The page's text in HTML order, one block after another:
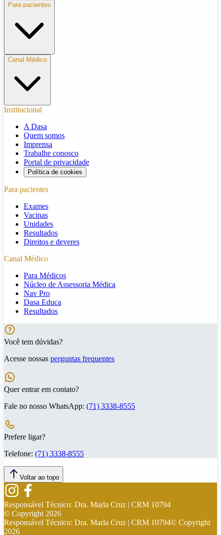
Para pacientes
Canal Médico
Institucional
A Dasa
Quem somos
Imprensa
Trabalhe conosco
Portal de privacidade
Política de cookies
Para pacientes
Exames
Vacinas
Unidades
Resultados
Direitos e deveres
Canal Médico
Para Médicos
Núcleo de Assessoria Médica
Nav Pro
Dasa Educa
Resultados
Você tem dúvidas?
Acesse nossas perguntas frequentes
Quer entrar em contato?
Fale no nosso WhatsApp: (71) 3338-8555
Prefere ligar?
Telefone: (71) 3338-8555
Voltar ao topo
Responsável Técnico: Dra. Marla Cruz | CRM 10794
© Copyright 2026
Responsável Técnico: Dra. Marla Cruz | CRM 10794© Copyright
2026